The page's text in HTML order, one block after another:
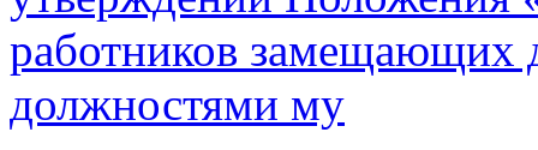
работников замещающих
должностями му